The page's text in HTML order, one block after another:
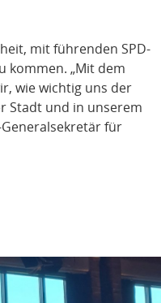
mit führenden SPD-
kommen. „Mit dem
wie wichtig uns der
Stadt und in unserem
für